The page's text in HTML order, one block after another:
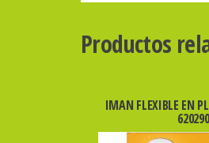
Productos
IMAN FLEXIBLE EN
620290